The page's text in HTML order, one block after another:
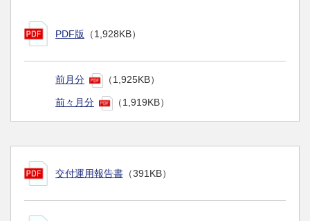
PDF版 （1,928KB）
前月分 （1,925KB）
前々月分 （1,919KB）
交付運用報告書 （391KB）